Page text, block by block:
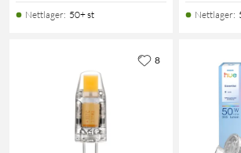
Nettlager: 50+ st Nettlager:
8